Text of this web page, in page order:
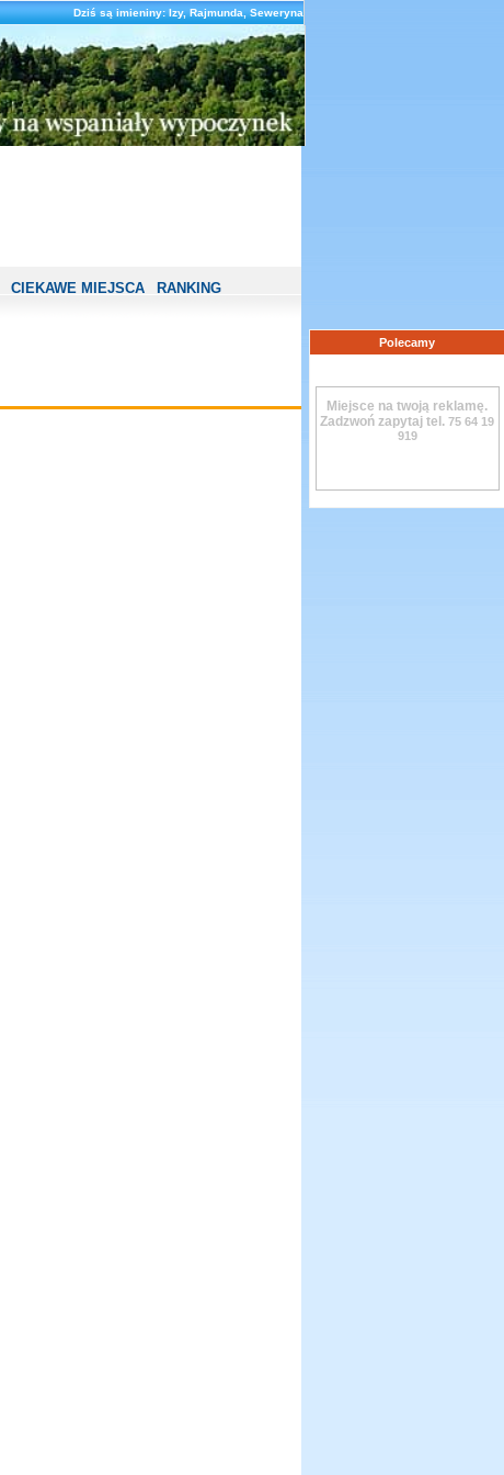
Dziś są imieniny: Izy, Rajmunda, Seweryna
CIEKAWE MIEJSCA RANKING
Polecamy
Miejsce na twoją reklamę.
Zadzwoń zapytaj tel. 75 64 19
919